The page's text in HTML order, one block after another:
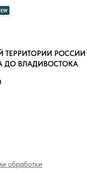
обработки
ТЕРРИТОРИИ РОССИИ
ДО ВЛАДИВОСТОКА